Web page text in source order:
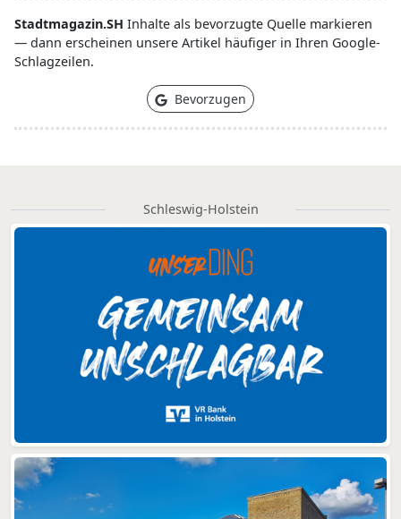
Stadtmagazin.SH Inhalte als bevorzugte Quelle markieren
— dann erscheinen unsere Artikel häufiger in Ihren Google-
Schlagzeilen.
Bevorzugen
Schleswig-Holstein